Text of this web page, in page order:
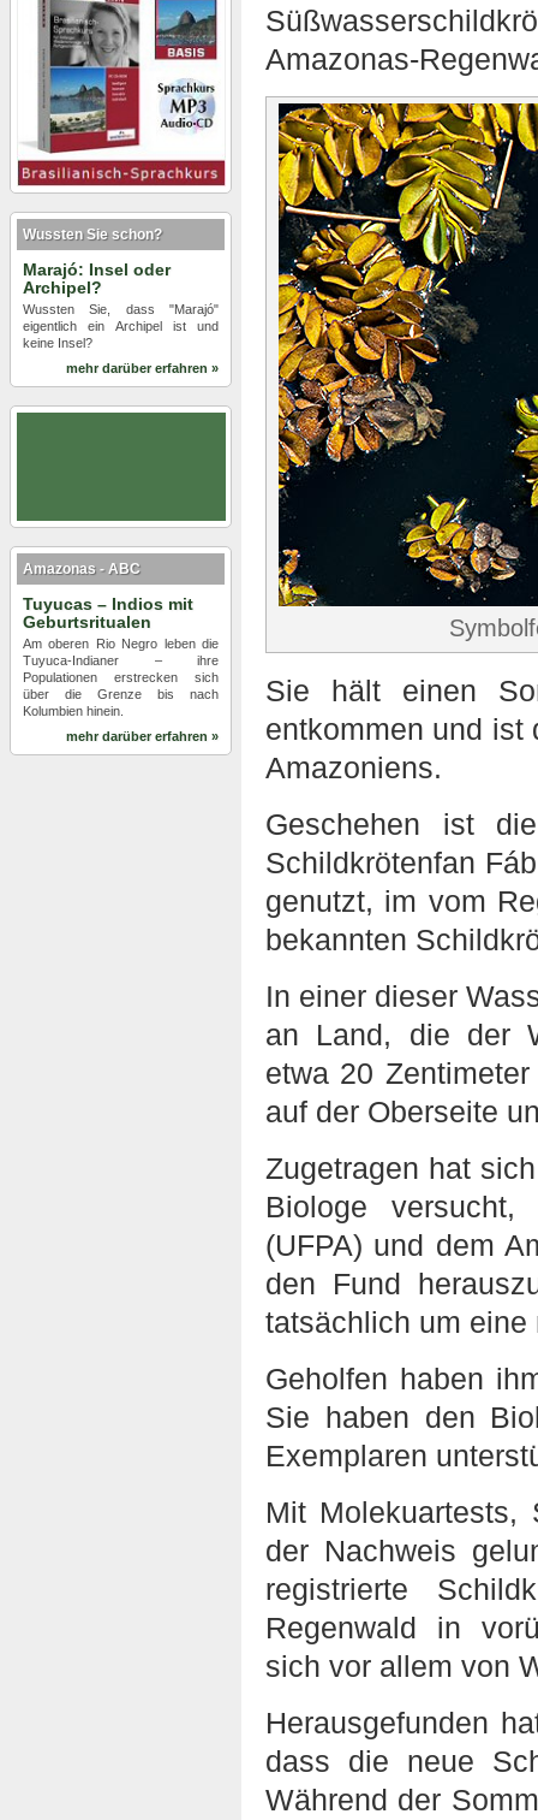
Amazonas-
Sie hält einen
entkommen und ist
Amazoniens.
Geschehen ist
Schildkrötenfan
genutzt, im vom
bekannten
In einer dieser
an Land, die der
etwa 20
auf der Oberseite
Zugetragen hat
Biologe
(UFPA) und dem
den Fund
tatsächlich um eine
Geholfen haben
Sie haben den
Exemplaren
Mit Molekuartests,
der Nachweis
registrierte
Regenwald in
sich vor allem von
Herausgefunden
dass die neue
Während der
Wussten Sie schon?
Marajó: Insel oder
Archipel?
Wussten Sie, dass "Marajó"
eigentlich ein Archipel ist und
keine Insel?
mehr darüber erfahren »
Amazonas - ABC
Tuyucas – Indios mit
Geburtsritualen
Am oberen Rio Negro leben die
Tuyuca-Indianer – ihre
Populationen erstrecken sich
über die Grenze bis nach
Kolumbien hinein.
mehr darüber erfahren »